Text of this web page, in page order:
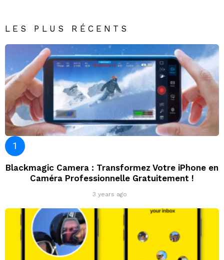
LES PLUS RÉCENTS
Blackmagic Camera : Transformez Votre iPhone en
Caméra Professionnelle Gratuitement !
3 years ago